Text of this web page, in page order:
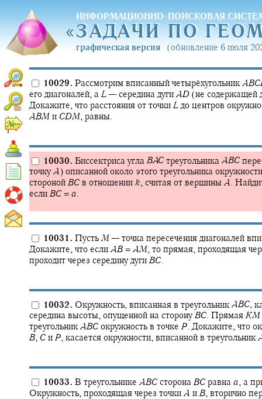
ИНФОРМАЦИОННО-ПОИСКОВАЯ
«ЗАДАЧИ ПО
«ЗАДАЧИ ПО
графическая версия (обновление 6 июля
10029. Рассмотрим вписанный четырёхугольник ABC
его диагоналей, а L — середина дуги AD (не содержащей
Докажите, что расстояния от точки Lдо центров
ABM и CDM, равны.
10030. Биссектриса угла BAC треугольника ABC
точкуA) описанной около этого треугольника
стороной BC в отношении k, считая от вершины A.
если BC = a.
10031. Пусть M — точка пересечения диагоналей
Докажите, что если AB = AM, то прямая, проходящая
проходит через середину дуги BC.
10032. Окружность, вписанная в треугольник ABC,
середина высоты, опущенной на сторонуBC. Прямая KM
треугольник ABC окружность в точке P. Докажите, что
B, C и P, касается окружности, вписанной в треугольник
10033. В треугольнике ABC сторона BC равна a, а
Окружность, проходящая через точки A и B, вторично